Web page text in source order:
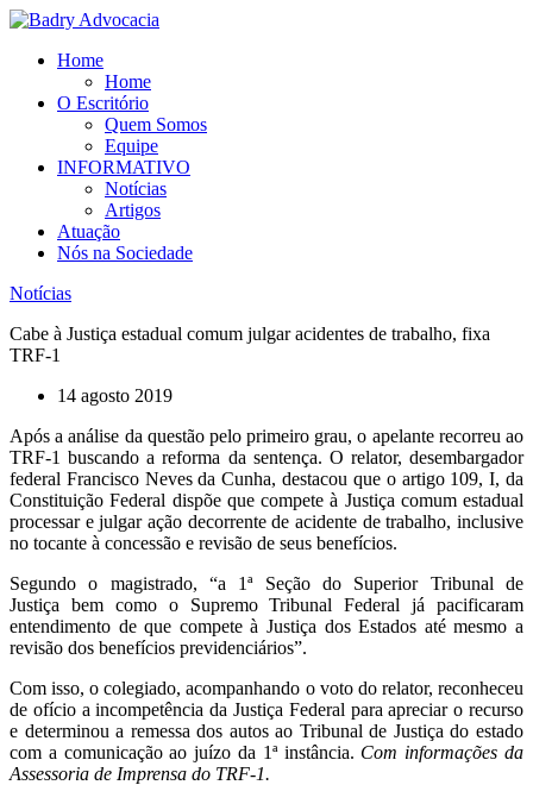
Ir
Home
Home
O Escritório
Quem Somos
Equipe
INFORMATIVO
Notícias
Artigos
Atuação
Nós na Sociedade
Notícias
Cabe à Justiça estadual comum julgar acidentes de trabalho, fixa
TRF-1
14 agosto 2019
Após a análise da questão pelo primeiro grau, o apelante recorreu ao
TRF-1 buscando a reforma da sentença. O relator, desembargador
federal Francisco Neves da Cunha, destacou que o artigo 109, I, da
Constituição Federal dispõe que compete à Justiça comum estadual
processar e julgar ação decorrente de acidente de trabalho, inclusive
no tocante à concessão e revisão de seus benefícios.
Segundo o magistrado, “a 1ª Seção do Superior Tribunal de
Justiça bem como o Supremo Tribunal Federal já pacificaram
entendimento de que compete à Justiça dos Estados até mesmo a
revisão dos benefícios previdenciários”.
Com isso, o colegiado, acompanhando o voto do relator, reconheceu
de ofício a incompetência da Justiça Federal para apreciar o recurso
e determinou a remessa dos autos ao Tribunal de Justiça do estado
com a comunicação ao juízo da 1ª instância. Com informações da
Assessoria de Imprensa do TRF-1.